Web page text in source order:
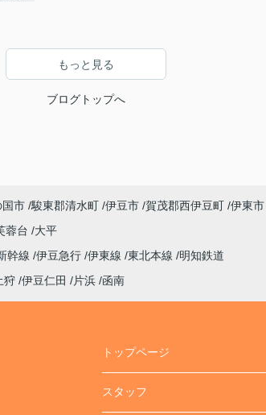
もっと見る
ブログトップへ
国市 駿東郡清水町 伊豆市 賀茂郡西伊豆町 伊東市
蓉台
大平
幹線 伊豆急行 伊東線 東北本線
明知鉄道
狩 伊豆仁田 片浜 函南
トップページ
スタッフ